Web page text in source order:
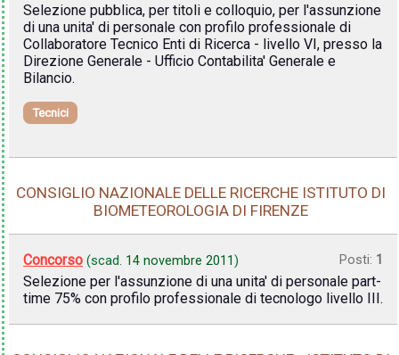
Selezione pubblica, per titoli e colloquio, per l'assunzione
di una unita' di personale con profilo professionale di
Collaboratore Tecnico Enti di Ricerca - livello VI, presso la
Direzione Generale - Ufficio Contabilita' Generale e
Bilancio.
Tecnici
CONSIGLIO NAZIONALE DELLE RICERCHE ISTITUTO DI
BIOMETEOROLOGIA DI FIRENZE
Concorso (scad. 14 novembre 2011) Posti: 1
Selezione per l'assunzione di una unita' di personale part-
time 75% con profilo professionale di tecnologo livello III.